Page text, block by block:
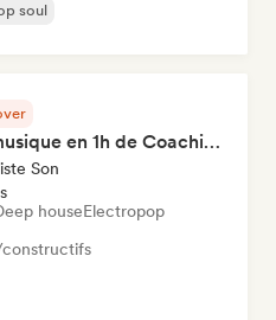
soul
Améliore ta musique en 1h de Coaching
Son
houseElectropop
constructifs